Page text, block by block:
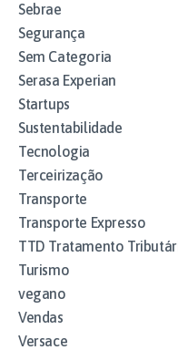
Sebrae
Segurança
Sem Categoria
Serasa Experian
Startups
Sustentabilidade
Tecnologia
Terceirização
Transporte
Transporte Expresso
TTD Tratamento
Turismo
vegano
Vendas
Versace